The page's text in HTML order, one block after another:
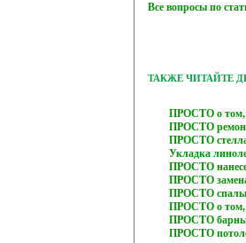
Все вопросы по
ТАКЖЕ ЧИТАЙТЕ
ПРОСТО о том,
ПРОСТО
ПРОСТО
Укладка
ПРОСТО
ПРОСТО
ПРОСТО
ПРОСТО о том,
ПРОСТО
ПРОСТО